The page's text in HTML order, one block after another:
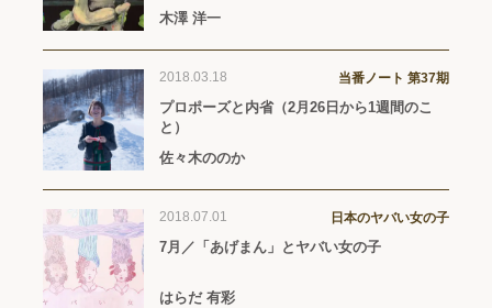
木澤 洋一
2018.03.18 当番ノート 第37期
プロポーズと内省（2月26日から1週間のこ
と）
佐々木ののか
2018.07.01 日本のヤバい女の子
7月／「あげまん」とヤバい女の子
はらだ 有彩